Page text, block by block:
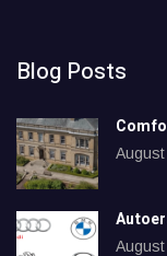
Blog Posts